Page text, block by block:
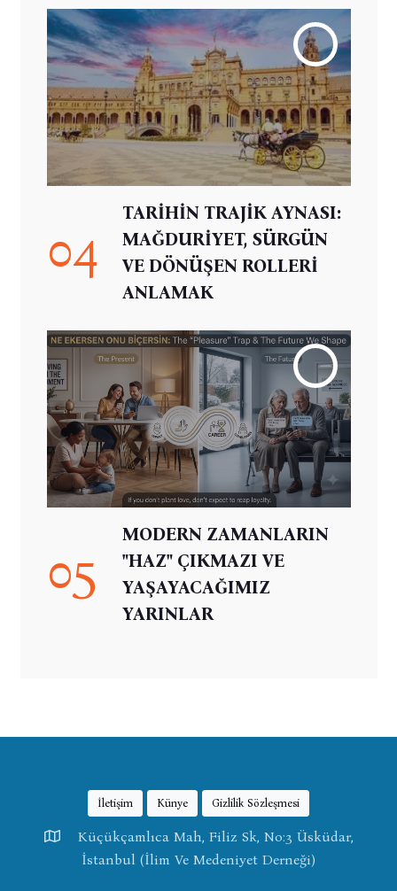
04
TARİHİN TRAJİK AYNASI:
MAĞDURİYET, SÜRGÜN
VE DÖNÜŞEN ROLLERİ
ANLAMAK
05
MODERN ZAMANLARIN
"HAZ" ÇIKMAZI VE
YAŞAYACAĞIMIZ
YARINLAR
İletişim Künye Gizlilik Sözleşmesi
Küçükçamlıca Mah, Filiz Sk, No:3 Üsküdar,
İstanbul (İlim Ve Medeniyet Derneği)